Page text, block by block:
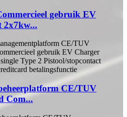
gebruik EV
2x7kw...
CE/TUV
Com...